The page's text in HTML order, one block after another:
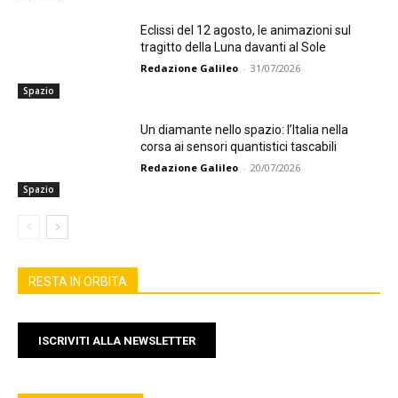
Spazio
Eclissi del 12 agosto, le animazioni sul
tragitto della Luna davanti al Sole
Redazione Galileo - 31/07/2026
Spazio
Un diamante nello spazio: l’Italia nella
corsa ai sensori quantistici tascabili
Redazione Galileo - 20/07/2026
RESTA IN ORBITA
ISCRIVITI ALLA NEWSLETTER